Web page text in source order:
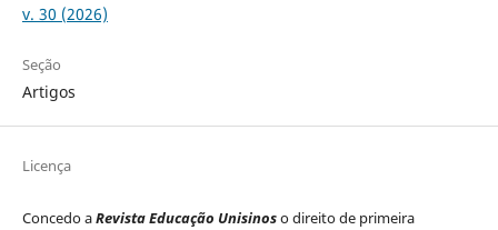
v. 30 (2026)
Seção
Artigos
Licença
Concedo aRevista Educação Unisinoso direito de primeira